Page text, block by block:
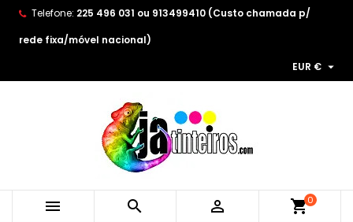
Telefone: 225 496 031 ou 913499410 (Custo chamada p/
rede fixa/móvel nacional)
EUR € 
   shopping_cart0
As minhas listas de desejos ×
((modalTitle)) ×
((cancelText)) ((modalDeleteText))
Create wishlist ×
Wishlist name
Cancelar Create wishlist
Entrar ×
You need to be logged in to save products in your
wishlist.
Cancelar